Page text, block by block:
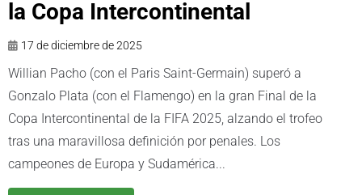
la Copa Intercontinental
17 de diciembre de 2025
Willian Pacho (con el Paris Saint-Germain) superó a
Gonzalo Plata (con el Flamengo) en la gran Final de la
Copa Intercontinental de la FIFA 2025, alzando el trofeo
tras una maravillosa definición por penales. Los
campeones de Europa y Sudamérica...